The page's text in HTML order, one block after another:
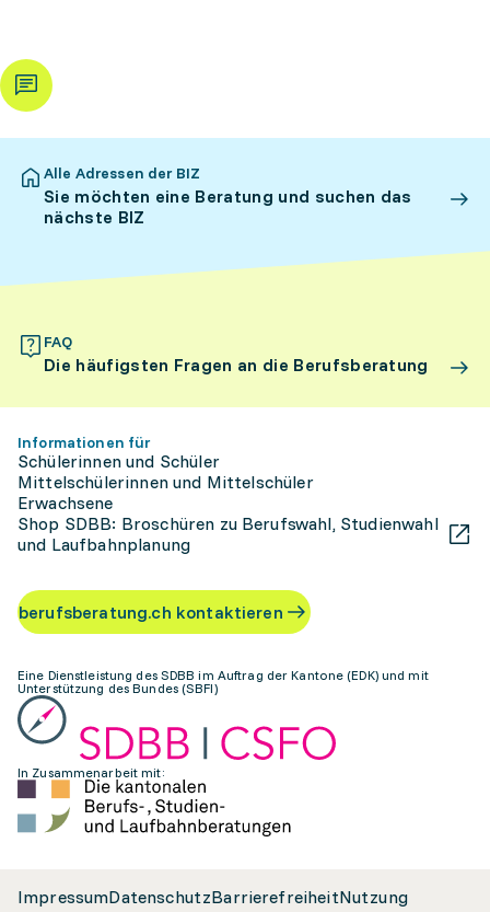
Alle Adressen der BIZ
Sie möchten eine Beratung und suchen das
nächste BIZ
FAQ
Die häufigsten Fragen an die Berufsberatung
Informationen für
Schülerinnen und Schüler
Mittelschülerinnen und Mittelschüler
Erwachsene
Shop SDBB: Broschüren zu Berufswahl, Studienwahl
und Laufbahnplanung
berufsberatung.ch kontaktieren
Eine Dienstleistung des SDBB im Auftrag der Kantone (EDK) und mit
Unterstützung des Bundes (SBFI)
In Zusammenarbeit mit:
ImpressumDatenschutzBarrierefreiheitNutzung